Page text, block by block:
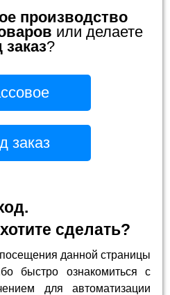
производство
или делаете
заказ?
заказ
сделать?
данной страницы
быстро ознакомиться с
для автоматизации